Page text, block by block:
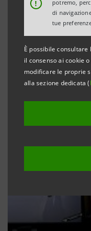
!
potremo,
di
tue
È possibile
il consenso ai cookie
modificare le proprie
alla sezione dedicata (